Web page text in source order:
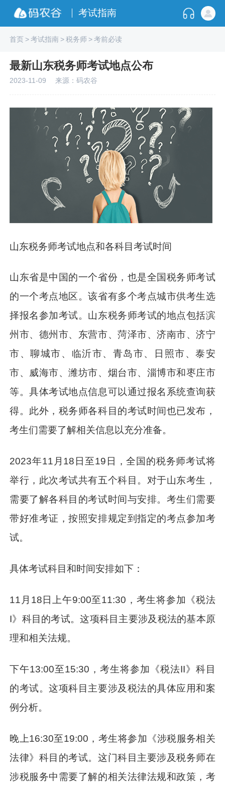
考试指南
首页>考试指南>税务师>考前必读
最新山东税务师考试地点公布
2023-11-09 来源：码农谷
山东税务师考试地点和各科目考试时间
山东省是中国的一个省份，也是全国税务师考试
的一个考点地区。该省有多个考点城市供考生选
择报名参加考试。山东税务师考试的地点包括滨
州市、德州市、东营市、菏泽市、济南市、济宁
市、聊城市、临沂市、青岛市、日照市、泰安
市、威海市、潍坊市、烟台市、淄博市和枣庄市
等。具体考试地点信息可以通过报名系统查询获
得。此外，税务师各科目的考试时间也已发布，
考生们需要了解相关信息以充分准备。
2023年11月18日至19日，全国的税务师考试将
举行，此次考试共有五个科目。对于山东考生，
需要了解各科目的考试时间与安排。考生们需要
带好准考证，按照安排规定到指定的考点参加考
试。
具体考试科目和时间安排如下：
11月18日上午9:00至11:30，考生将参加《税法
I》科目的考试。这项科目主要涉及税法的基本原
理和相关法规。
下午13:00至15:30，考生将参加《税法II》科目
的考试。这项科目主要涉及税法的具体应用和案
例分析。
晚上16:30至19:00，考生将参加《涉税服务相关
法律》科目的考试。这门科目主要涉及税务师在
涉税服务中需要了解的相关法律法规和政策，考